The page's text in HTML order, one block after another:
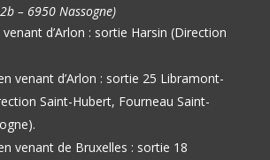
– 6950 Nassogne)
d’Arlon : sortie Harsin (Direction
venant d’Arlon : sortie 25 Libramont-
Saint-Hubert, Fourneau Saint-
venant de Bruxelles : sortie 18